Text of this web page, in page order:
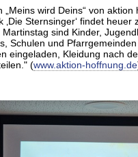
„Meins wird Deins“ von aktion
‚Die Sternsinger‘ findet heuer
sind Kinder,
Schulen und
eingeladen, Kleidung nach
(www.aktion-hoffnung.de